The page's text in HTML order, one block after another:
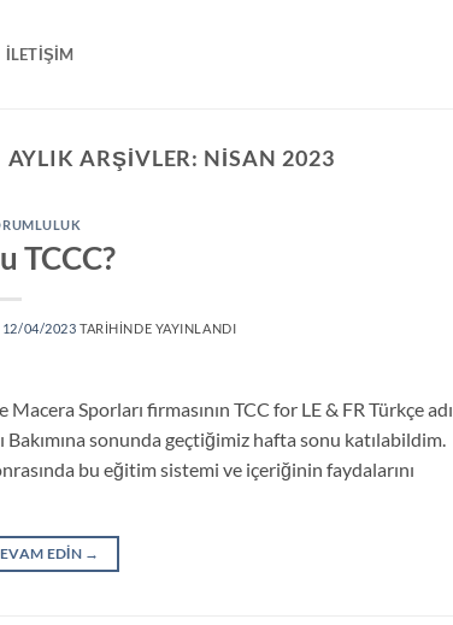
İLETIŞIM
AYLIK ARŞIVLER: NISAN 2023
TCCC?
12/04/2023 TARIHINDE YAYINLANDI
Sporları firmasının TCC for LE & FR Türkçe adı
sonunda geçtiğimiz hafta sonu katılabildim.
bu eğitim sistemi ve içeriğinin faydalarını
EDIN →